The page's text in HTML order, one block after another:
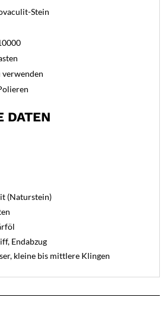
Stein
DATEN
(Naturstein)
Endabzug
kleine bis mittlere Klingen